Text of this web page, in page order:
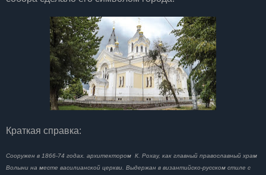
Краткая справка:
Сооружен в 1866-74 годах. архитектором К. Рохау, как главный православный храм
Волыни на месте василианской церкви. Выдержан в византийско-русском стиле с